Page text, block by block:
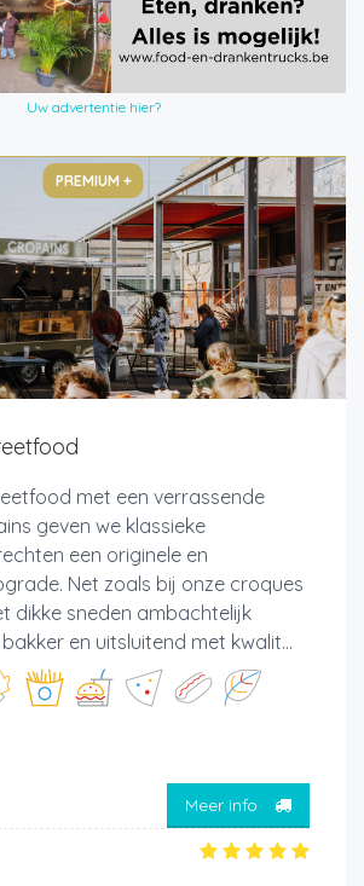
Uw advertentie hier?
PREMIUM +
met een verrassende
geven we klassieke
een originele en
Net zoals bij onze croques
dikke sneden ambachtelijk
en uitsluitend met kwalit...
Meer info